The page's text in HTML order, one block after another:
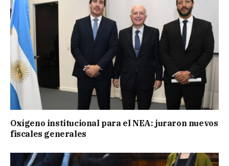
Oxígeno institucional para el NEA: juraron nuevos
fiscales generales